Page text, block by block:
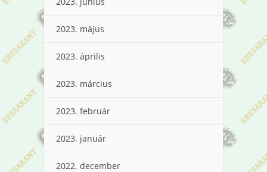
2023. május
2023. április
2023. március
2023. február
2023. január
2022. december